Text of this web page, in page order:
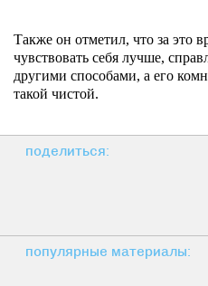
Также он отметил, что за это
чувствовать себя лучше,
другими способами, а его
такой чистой.
поделиться:
популярные материалы: